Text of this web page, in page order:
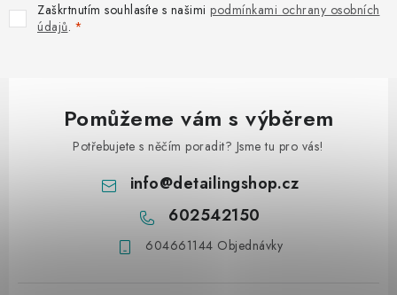
Zaškrtnutím souhlasíte s našimi podmínkami ochrany osobních
údajů.
Pomůžeme vám s výběrem
Potřebujete s něčím poradit? Jsme tu pro vás!
info@detailingshop.cz
602542150
604661144 Objednávky